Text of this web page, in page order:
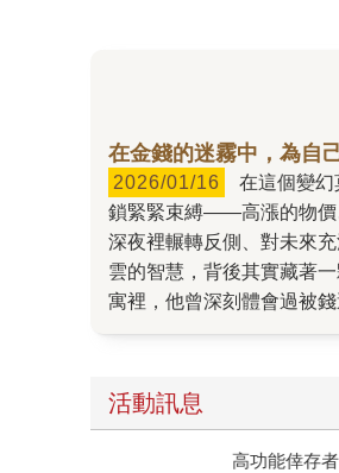
在金錢的迷霧中，為自
2026/01/16
鎖緊緊束縛——高漲的物價
深夜裡輾轉反側、對未來充滿恐
雲的智慧，背後其實藏著
寓裡，他曾深刻體會過被
水不代表你的價值，而是
看清現實的結構，學會利
有一筆足以讓你保持尊嚴
活動訊息
高功能倖存者：如果不